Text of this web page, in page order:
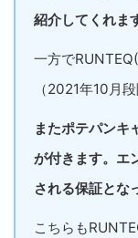
紹介してくれま
一方で
（2021年10月
またポテパンキ
が付きます。エ
される保証とな
こちらも